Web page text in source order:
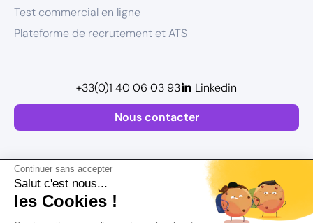
Continuer sans accepter
Salut c'est nous...
les Cookies !
Test commercial en ligne
Plateforme de recrutement et ATS
Nous contacter
+33(0)1 40 06 03 93 Linkedin